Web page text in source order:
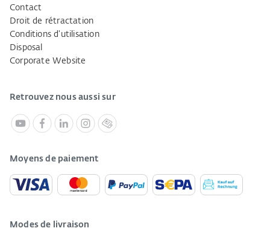
Contact
Droit de rétractation
Conditions d'utilisation
Disposal
Corporate Website
Retrouvez nous aussi sur
Moyens de paiement
Modes de livraison